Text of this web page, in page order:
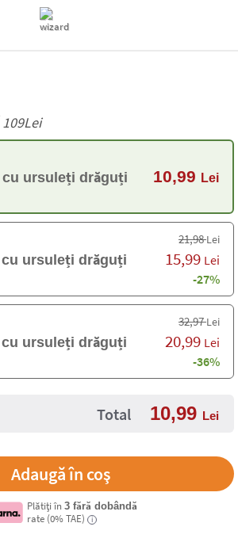
cu ursuleți drăguți 10,99 Lei
ursuleți drăguți
21,98Lei
15,99 Lei
-27%
ursuleți drăguți
32,97Lei
20,99 Lei
-36%
Total 10,99 Lei
Plătiți în 3 fără dobândă
rate (0% TAE) i